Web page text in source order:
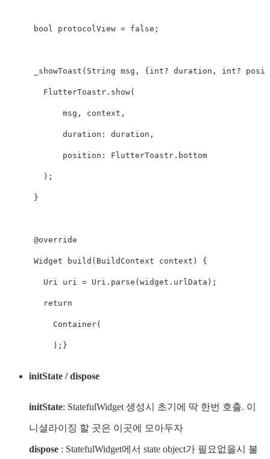
      bool protocolView = false;
_showToast(String msg, {int? duration, int?
        FlutterToastr.show(
            msg, context,
            duration: duration,
            position: FlutterToastr.bottom
        );
      }
      @override
      Widget build(BuildContext context) {
        Uri uri = Uri.parse(widget.urlData);
        return
          Container(
          );}
initState / dispose
initState: StatefulWidget 생성시 초기에 딱 한번 호출. 이
니셜라이징 할 곳은 이곳에 모아두자
dispose : StatefulWidget에서 state object가 필요없을시 불